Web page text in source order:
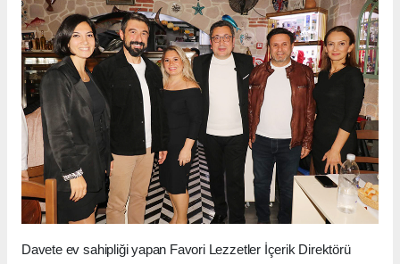
Davete ev sahipliği yapan Favori Lezzetler İçerik Direktörü